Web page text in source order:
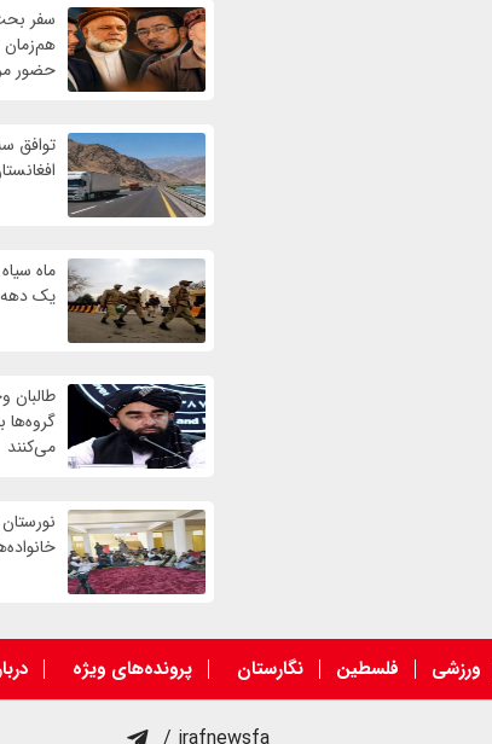
سفر
هم‌زمان
حضور
توافق
ماه
یک دهه
طالبان
گروه‌ها
می‌کنند
ورزشی فلسطین نگارستان پرونده‌های ویژه